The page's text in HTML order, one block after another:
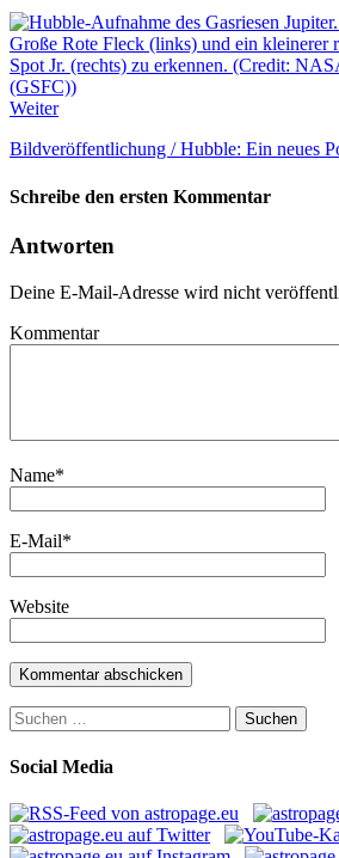
Weiter
Bildveröffentlichung / Hubble: Ein neues
Schreibe den ersten Kommentar
Antworten
Deine E-Mail-Adresse wird nicht
Kommentar
Name*
E-Mail*
Website
Suchen
nach:
Social Media